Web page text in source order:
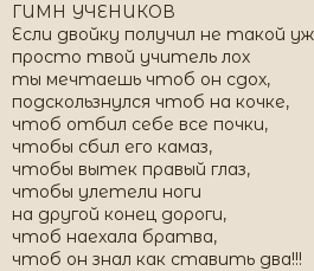
ГИМН УЧЕНИКОВ
Если двойку получил не такой
просто твой учитель лох
ты мечтаешь чтоб он сдох,
подскользнулся чтоб на кочке,
чтоб отбил себе все почки,
чтобы сбил его камаз,
чтобы вытек правый глаз,
чтобы улетели ноги
на другой конец дороги,
чтоб наехала братва,
чтоб он знал как ставить два!!!